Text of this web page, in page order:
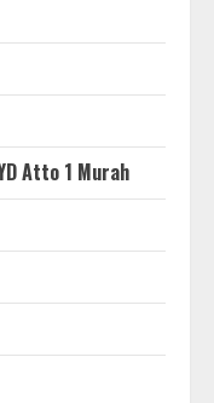
Atto 1 Murah